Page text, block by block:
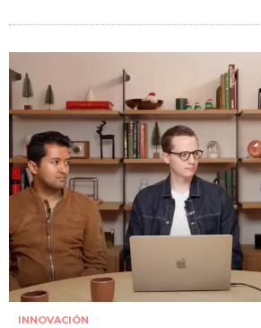
INNOVACIÓN